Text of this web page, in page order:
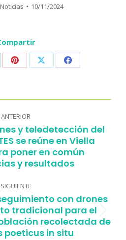
Noticias 10/11/2024
Share Share Share
ANTERIOR
Publicación
anterior:
y teledetección del
se reúne en Viella
poner en común
y resultados
SIGUIENTE
Publicación
siguiente:
con drones
tradicional para el
recolectada de
poeticus in situ